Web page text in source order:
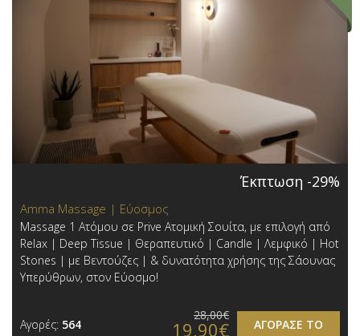
Έκπτωση -29%
Amma Massage | Εύοσμος
Massage 1 Ατόμου σε Prive Ατομική Σουίτα, με επιλογή από
Relax | Deep Tissue | Θεραπευτικό | Candle | Λεμφικό | Hot
Stones | με Βεντούζες | & δυνατότητα χρήσης της Σάουνας
Υπερύθρων, στον Εύοσμο!
Αγορές: 564 ΑΓΟΡΑΣΕ ΤΟ
28,00€
19,90€